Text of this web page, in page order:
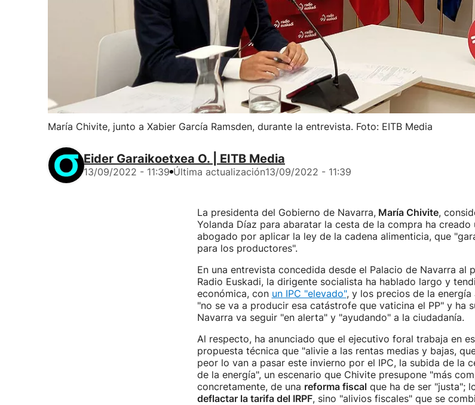
María Chivite, junto a Xabier García Ramsden, durante la entrevista. Foto: EITB Media
Eider Garaikoetxea O. | EITB Media
13/09/2022 - 11:39 Última actualización13/09/2022 - 11:39
La presidenta del Gobierno de Navarra,María Chivite,
Yolanda Díaz para abaratar la cesta de la compra ha
abogado por aplicar la ley de la cadena alimenticia, que
para los productores".
En una entrevista concedida desde el Palacio de Navarra al
Radio Euskadi, la dirigente socialista ha hablado largo y
económica, con un IPC "elevado", y los precios de la
"no se va a producir esa catástrofe que vaticina el PP" y ha
Navarra va seguir "en alerta" y "ayudando" a la ciudadanía.
Al respecto, ha anunciado que el ejecutivo foral trabaja en
propuesta técnica que "alivie a las rentas medias y bajas,
peor lo van a pasar este invierno por el IPC, la subida de la
de la energía", un escenario que Chivite presupone "más
concretamente, de una reforma fiscalque ha de ser "justa";
deflactar la tarifa del IRPF, sino "alivios fiscales" que se